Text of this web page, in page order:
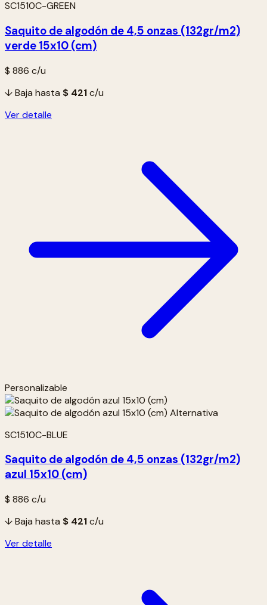
SC1510C-GREEN
Saquito de algodón de 4,5 onzas (132gr/m2)
verde 15x10 (cm)
$ 886 c/u
↓ Baja hasta $ 421c/u
Ver detalle
Personalizable
SC1510C-BLUE
Saquito de algodón de 4,5 onzas (132gr/m2)
azul 15x10 (cm)
$ 886 c/u
↓ Baja hasta $ 421c/u
Ver detalle